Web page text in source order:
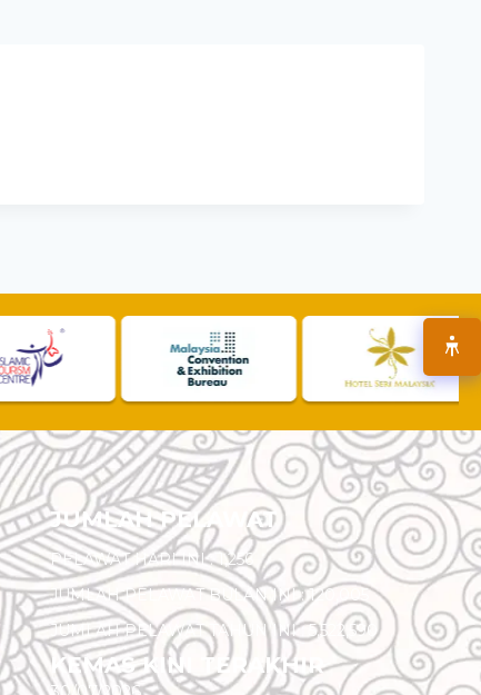
JUMLAH PELAWAT
PELAWAT HARI INI : 1,256
JUMLAH PELAWAT BULAN INI : 120,005
JUMLAH PELAWAT TAHUN INI : 5,522,590
KEMAS KINI TERAKHIR